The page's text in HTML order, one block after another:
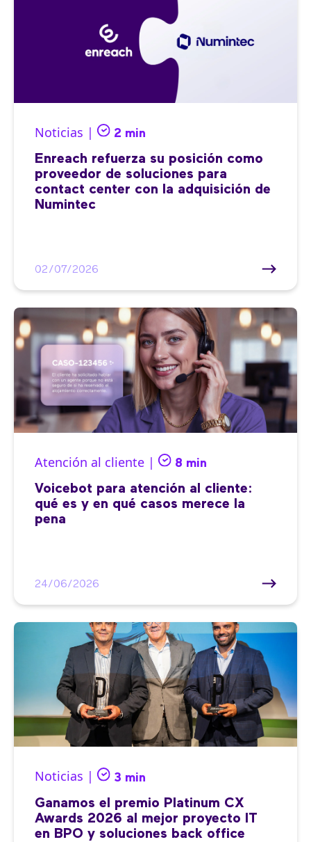
Noticias | 2 min
Enreach refuerza su posición como
proveedor de soluciones para
contact center con la adquisición de
Numintec
02/07/2026
Atención al cliente | 8 min
Voicebot para atención al cliente:
qué es y en qué casos merece la
pena
24/06/2026
Noticias | 3 min
Ganamos el premio Platinum CX
Awards 2026 al mejor proyecto IT
en BPO y soluciones back office